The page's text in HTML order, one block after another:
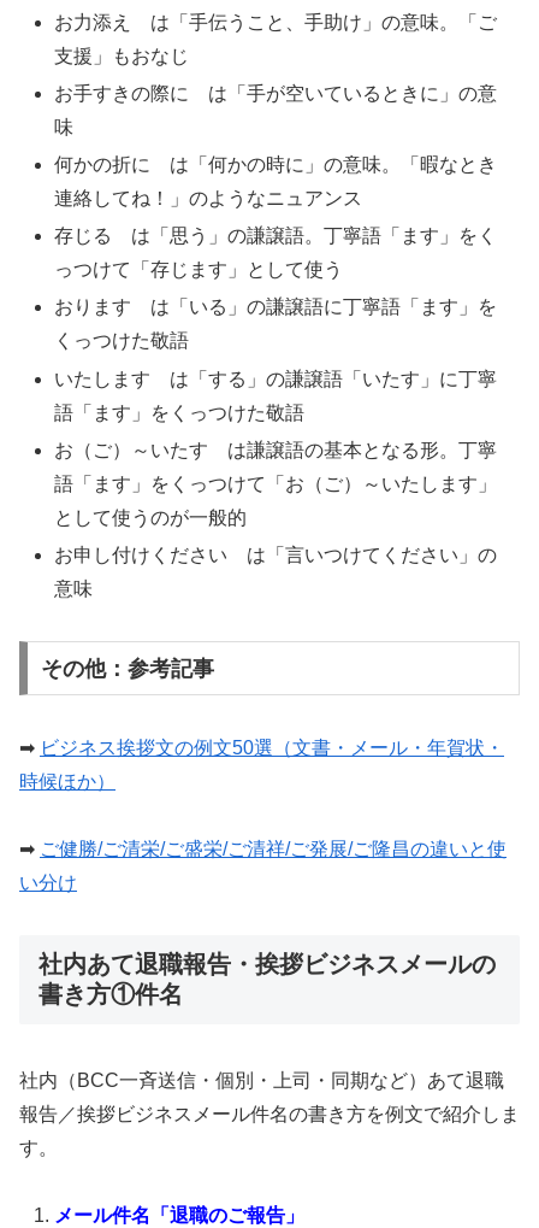
お力添え は「手伝うこと、手助け」の意味。「ご
支援」もおなじ
お手すきの際に は「手が空いているときに」の意
味
何かの折に は「何かの時に」の意味。「暇なとき
連絡してね！」のようなニュアンス
存じる は「思う」の謙譲語。丁寧語「ます」をく
っつけて「存じます」として使う
おります は「いる」の謙譲語に丁寧語「ます」を
くっつけた敬語
いたします は「する」の謙譲語「いたす」に丁寧
語「ます」をくっつけた敬語
お（ご）～いたす は謙譲語の基本となる形。丁寧
語「ます」をくっつけて「お（ご）～いたします」
として使うのが一般的
お申し付けください は「言いつけてください」の
意味
その他：参考記事
➡︎ ビジネス挨拶文の例文50選（文書・メール・年賀状・
時候ほか）
➡︎ ご健勝/ご清栄/ご盛栄/ご清祥/ご発展/ご隆昌の違いと使
い分け
社内あて退職報告・挨拶ビジネスメールの
書き方①件名
社内（BCC一斉送信・個別・上司・同期など）あて退職
報告／挨拶ビジネスメール件名の書き方を例文で紹介しま
す。
メール件名「退職のご報告」